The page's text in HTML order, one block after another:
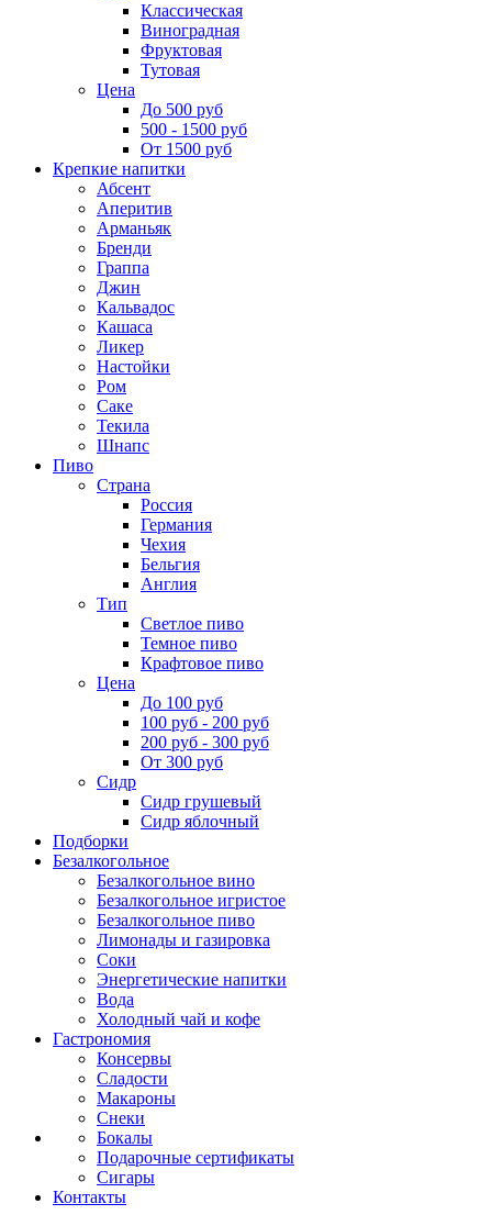
Классическая
Виноградная
Фруктовая
Тутовая
Цена
До 500 руб
500 - 1500 руб
От 1500 руб
Крепкие напитки
Абсент
Аперитив
Арманьяк
Бренди
Граппа
Джин
Кальвадос
Кашаса
Ликер
Настойки
Ром
Саке
Текила
Шнапс
Пиво
Страна
Россия
Германия
Чехия
Бельгия
Англия
Тип
Светлое пиво
Темное пиво
Крафтовое пиво
Цена
До 100 руб
100 руб - 200 руб
200 руб - 300 руб
От 300 руб
Сидр
Сидр грушевый
Сидр яблочный
Подборки
Безалкогольное
Безалкогольное вино
Безалкогольное игристое
Безалкогольное пиво
Лимонады и газировка
Соки
Энергетические напитки
Вода
Холодный чай и кофе
Гастрономия
Консервы
Сладости
Макароны
Снеки
Бокалы
Подарочные сертификаты
Сигары
Контакты